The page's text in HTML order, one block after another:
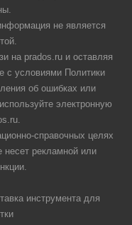
не является
на prados.ru и оставляя
с условиями Политики
об ошибках или
электронную
справочных целях
несет рекламной или
инструмента для